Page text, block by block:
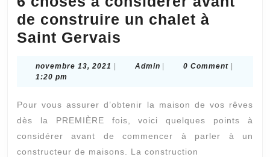
de construire un chalet à
Saint Gervais
avant
de
construire
novembre 13, 2021 novembre
| AdminAdmin
| 0 Comment |
1:20 pm
Pour vous assurer d’obtenir la maison de vos rêves
dès la PREMIÈRE fois, voici quelques points à
considérer avant de commencer à parler à un
constructeur de maisons. La construction